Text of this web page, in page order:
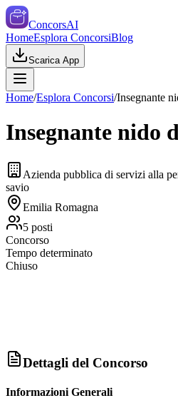
ConcorsAI
HomeEsplora ConcorsiBlog
Scarica App
Home/Esplora Concorsi/Insegnante
Insegnante nido
Azienda pubblica di servizi alla
savio
Emilia Romagna
5 posti
Concorso
Tempo determinato
Chiuso
Dettagli del Concorso
Informazioni Generali